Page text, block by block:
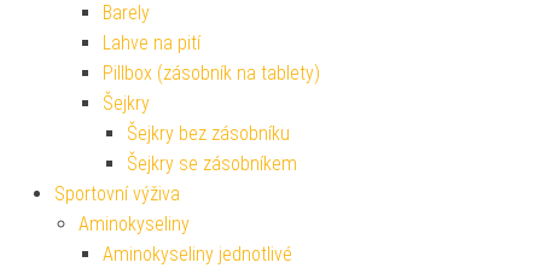
Barely
Lahve na pití
Pillbox (zásobník na tablety)
Šejkry
Šejkry bez zásobníku
Šejkry se zásobníkem
Sportovní výživa
Aminokyseliny
Aminokyseliny jednotlivé